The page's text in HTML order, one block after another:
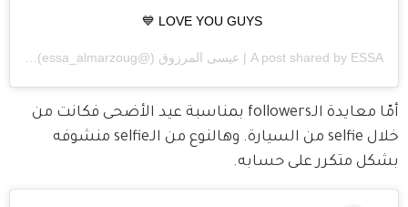
LOVE YOU GUYS 💙
A post shared by ESSA | عيسى المرزوق (@essa_almarzoug) on
أمّا معايدة الـfollowers بمناسبة عيد الأضحى فكانت من
خلال selfie من السيارة. وهالنوع من الـselfie منشوفه
بشكل متكرر على حسابه.